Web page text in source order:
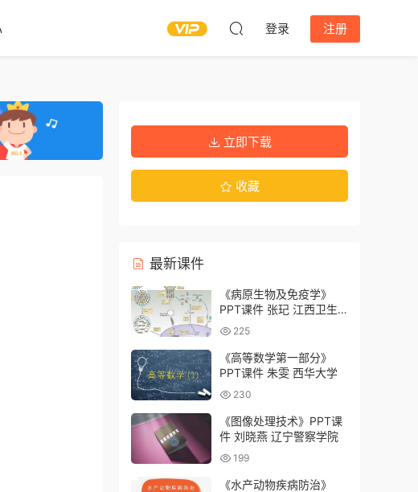
登录 注册
立即下载
收藏
最新课件
《病原生物及免疫学》
PPT课件 张玘 江西卫生
职业学院
225
《高等数学第一部分》
PPT课件 朱雯 西华大学
230
《图像处理技术》PPT课
件 刘晓燕 辽宁警察学院
199
《水产动物疾病防治》